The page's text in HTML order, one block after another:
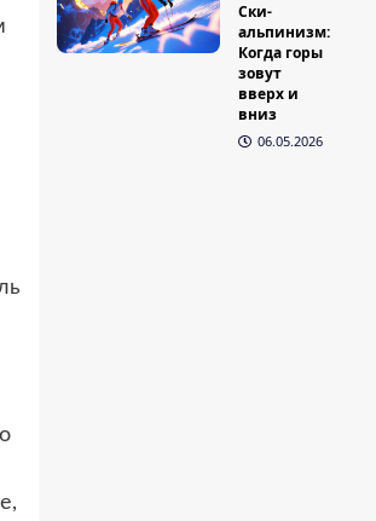
Ски-
альпинизм:
Когда горы
зовут
вверх и
вниз
06.05.2026